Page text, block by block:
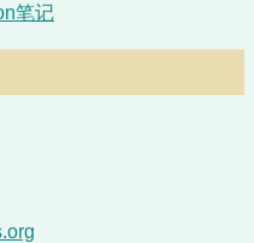
笔记